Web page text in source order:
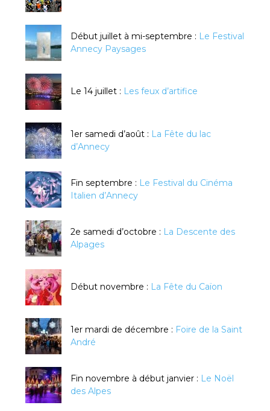
Début juillet à mi-septembre : Le Festival
Annecy Paysages
Le 14 juillet : Les feux d’artifice
1er samedi d’août : La Fête du lac
d’Annecy
Fin septembre : Le Festival du Cinéma
Italien d’Annecy
2e samedi d’octobre : La Descente des
Alpages
Début novembre : La Fête du Caïon
1er mardi de décembre : Foire de la Saint
André
Fin novembre à début janvier : Le Noël
des Alpes